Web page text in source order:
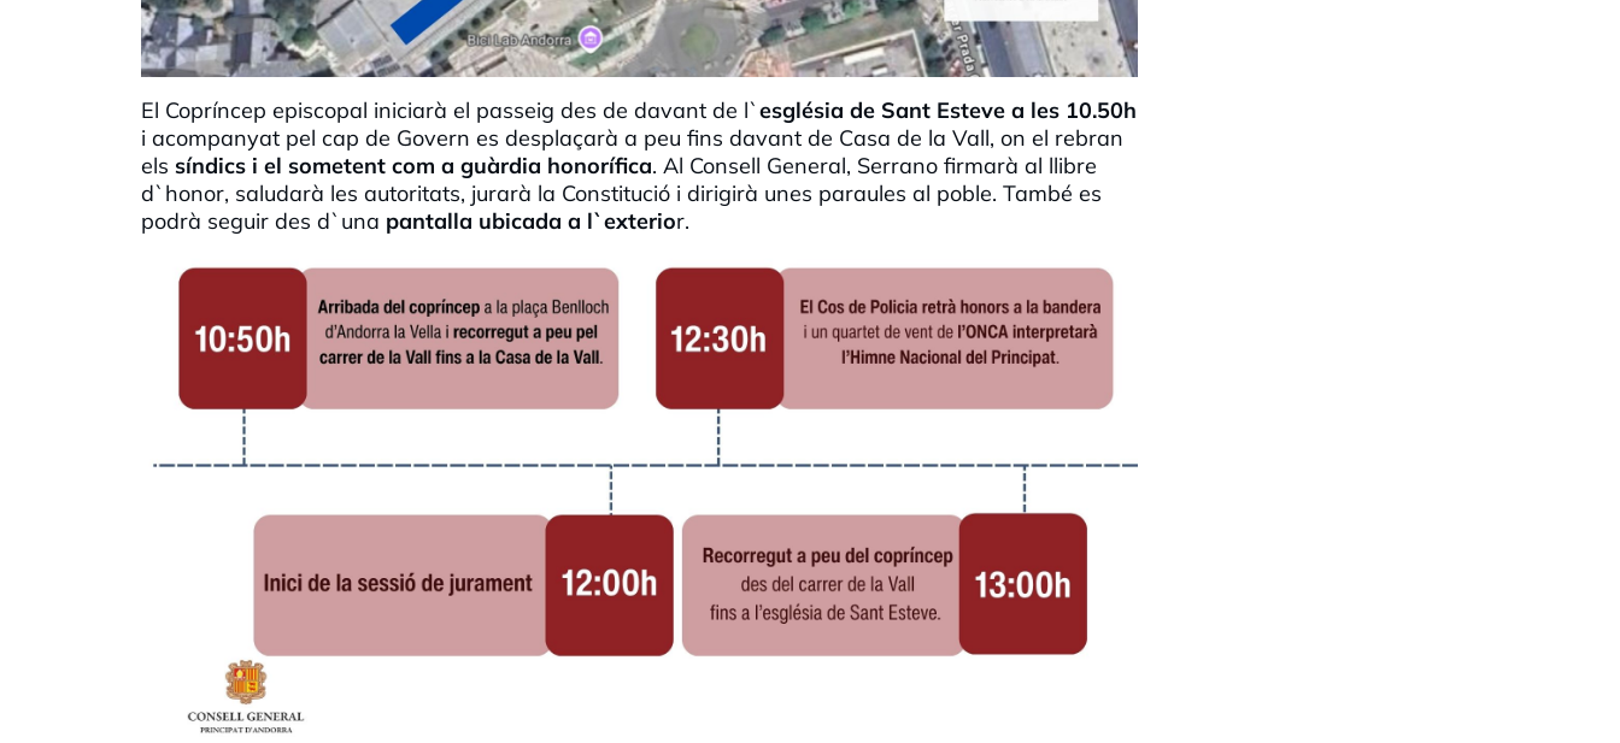
El Copríncep episcopal iniciarà el passeig des de davant de l`església de Sant Esteve a les 10.50h
i acompanyat pel cap de Govern es desplaçarà a peu fins davant de Casa de la Vall, on el rebran
els síndics i el sometent com a guàrdia honorífica. Al Consell General, Serrano firmarà al llibre
d`honor, saludarà les autoritats, jurarà la Constitució i dirigirà unes paraules al poble. També es
podrà seguir des d`una pantalla ubicada a l`exterior.